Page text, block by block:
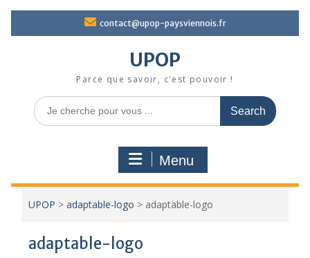
contact@upop-paysviennois.fr
UPOP
Parce que savoir, c'est pouvoir !
Search
for:
Menu
UPOP > adaptable-logo > adaptable-logo
adaptable-logo